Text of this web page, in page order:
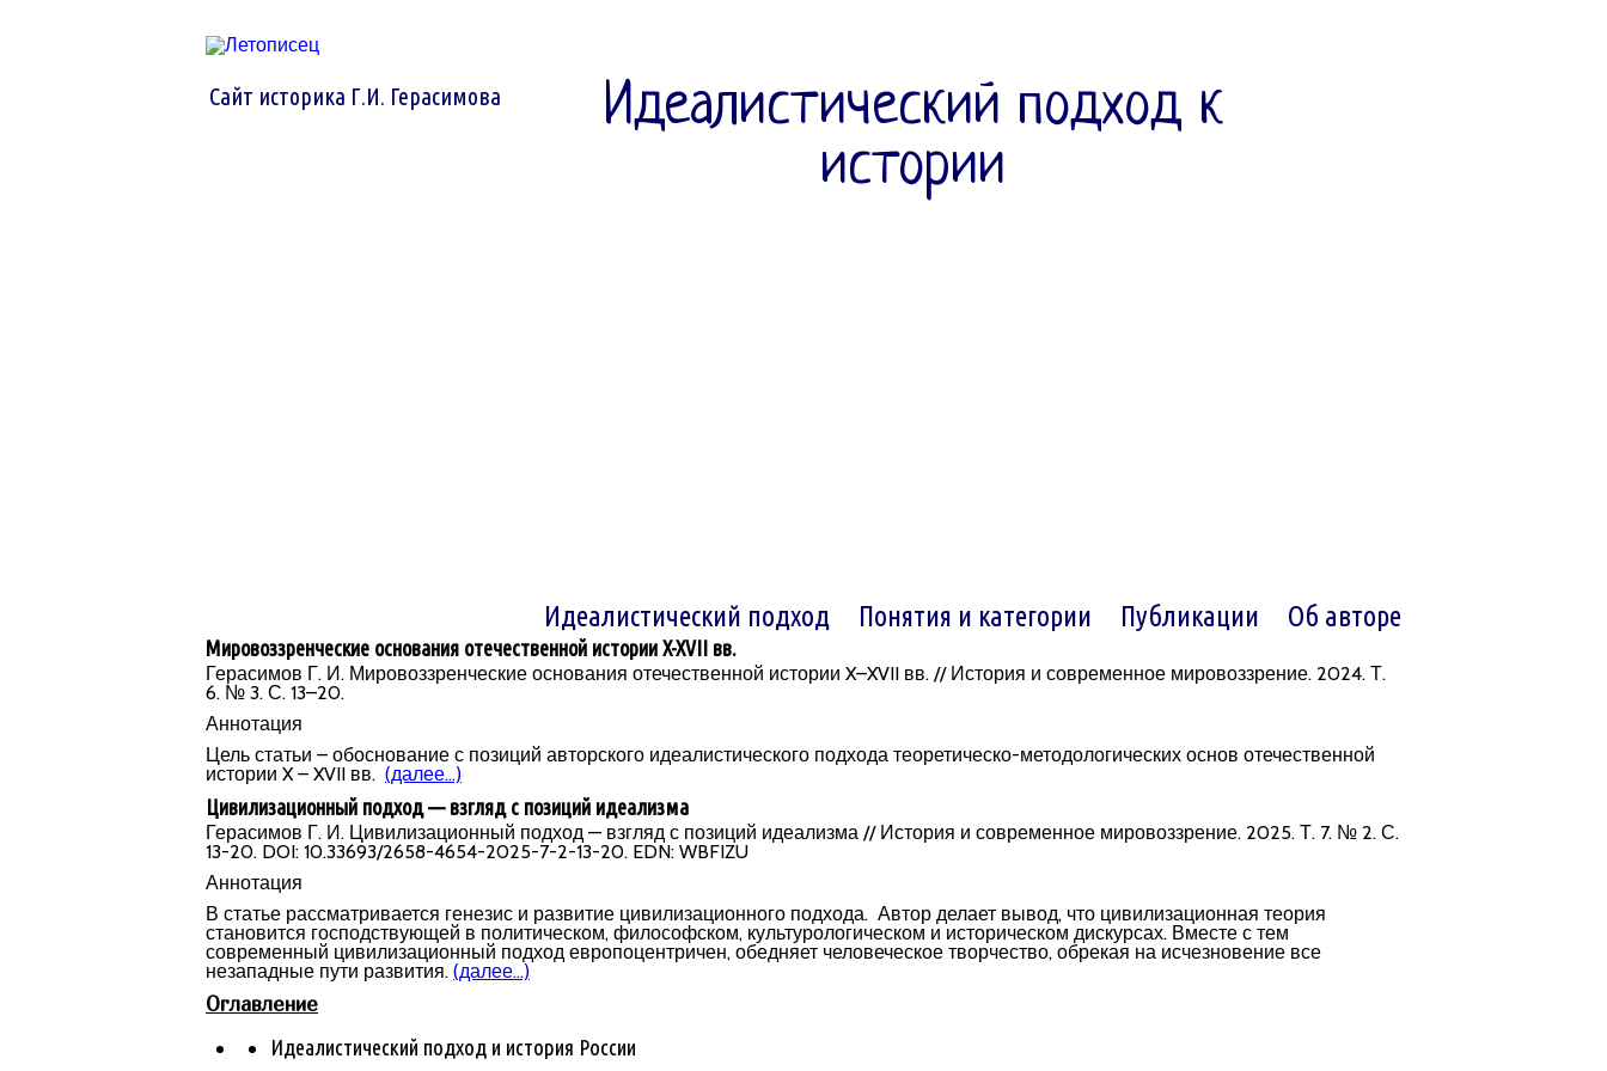
Сайт историка Г.И. Герасимова
Идеалистический подход к
истории
Идеалистический подход Понятия и категории Публикации Об авторе
Мировоззренческие основания отечественной истории X-XVII вв.
Герасимов Г. И. Мировоззренческие основания отечественной истории X–XVII вв. // История и современное мировоззрение. 2024. Т.
6. № 3. С. 13–20.
Аннотация
Цель статьи – обоснование с позиций авторского идеалистического подхода теоретическо-методологических основ отечественной
истории X – XVII вв. (далее…)
Цивилизационный подход — взгляд с позиций идеализма
Герасимов Г. И. Цивилизационный подход — взгляд с позиций идеализма // История и современное мировоззрение. 2025. Т. 7. № 2. С.
13-20. DOI: 10.33693/2658-4654-2025-7-2-13-20. EDN: WBFIZU
Аннотация
В статье рассматривается генезис и развитие цивилизационного подхода. Автор делает вывод, что цивилизационная теория
становится господствующей в политическом, философском, культурологическом и историческом дискурсах. Вместе с тем
современный цивилизационный подход европоцентричен, обедняет человеческое творчество, обрекая на исчезновение все
незападные пути развития. (далее…)
Оглавление
Идеалистический подход и история России